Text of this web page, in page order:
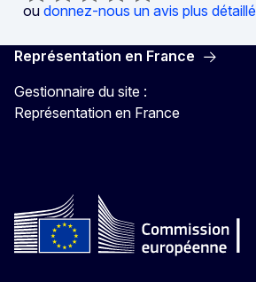
ou donnez-nous un avis plus détaillé
Représentation en France
Gestionnaire du site :
Représentation en France